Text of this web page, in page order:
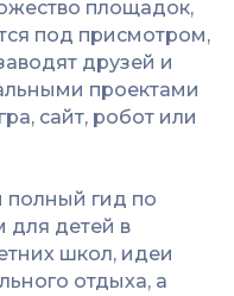
площадок,
под присмотром,
друзей и
проектами
сайт, робот или
гид по
для детей в
школ, идеи
отдыха, а